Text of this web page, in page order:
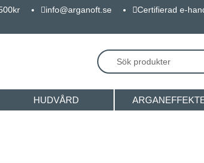
info@arganoft.se Certifierad e-
HUDVÅRD